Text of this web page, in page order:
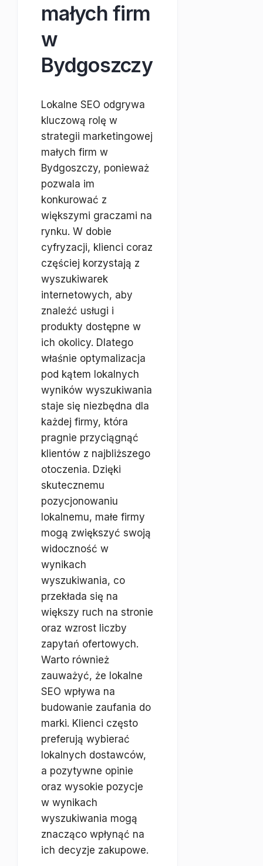
małych firm
w
Bydgoszczy
Lokalne SEO odgrywa
kluczową rolę w
strategii marketingowej
małych firm w
Bydgoszczy, ponieważ
pozwala im
konkurować z
większymi graczami na
rynku. W dobie
cyfryzacji, klienci coraz
częściej korzystają z
wyszukiwarek
internetowych, aby
znaleźć usługi i
produkty dostępne w
ich okolicy. Dlatego
właśnie optymalizacja
pod kątem lokalnych
wyników wyszukiwania
staje się niezbędna dla
każdej firmy, która
pragnie przyciągnąć
klientów z najbliższego
otoczenia. Dzięki
skutecznemu
pozycjonowaniu
lokalnemu, małe firmy
mogą zwiększyć swoją
widoczność w
wynikach
wyszukiwania, co
przekłada się na
większy ruch na stronie
oraz wzrost liczby
zapytań ofertowych.
Warto również
zauważyć, że lokalne
SEO wpływa na
budowanie zaufania do
marki. Klienci często
preferują wybierać
lokalnych dostawców,
a pozytywne opinie
oraz wysokie pozycje
w wynikach
wyszukiwania mogą
znacząco wpłynąć na
ich decyzje zakupowe.